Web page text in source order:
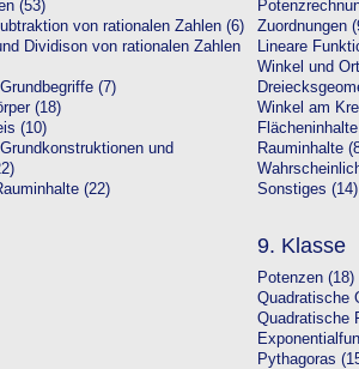
(53)
von rationalen Zahlen (6)
Dividison von rationalen Zahlen
(7)
(18)
(10)
und
(22)
Zuordnungen
Lineare
Winkel und
Winkel am
Rauminhalte
Sonstiges (14)
9. Klasse
Potenzen (18)
Quadratische
Quadratische
Pythagoras